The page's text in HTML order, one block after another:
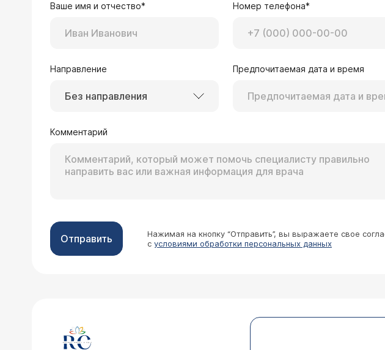
Ваше имя и отчество* Номер телефона*
Направление
Без направления
Предпочитаемая дата и время
Комментарий
Отправить
Нажимая на кнопку “Отправить”, вы выражаете свое
с условиями обработки персональных данных